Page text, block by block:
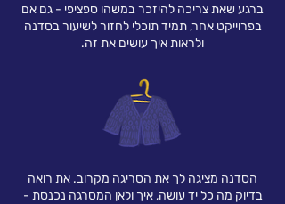
ברגע שאת צריכה להיזכר במשהו ספציפי - גם אם
בפרוייקט אחר, תמיד תוכלי לחזור לשיעור בסדנה
ולראות איך עושים את זה.
הסדנה מציגה לך את הסריגה מקרוב. את רואה
בדיוק מה כל יד עושה, איך ולאן המסרגה נכנסת -